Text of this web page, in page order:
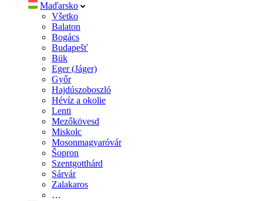
Maďarsko
Všetko
Balaton
Bogács
Budapešť
Bük
Eger (Jáger)
Győr
Hajdúszoboszló
Hévíz a okolie
Lenti
Mezőkövesd
Miskolc
Mosonmagyaróvár
Šopron
Szentgotthárd
Sárvár
Zalakaros
…